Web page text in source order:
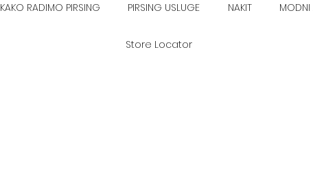
KAKO RADIMO PIRSING PIRSING USLUGE NAKIT MODNI
Store Locator